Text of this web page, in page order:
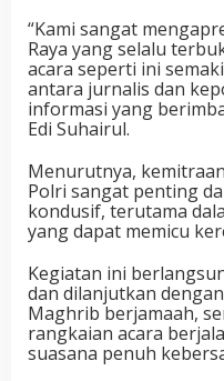
“Kami sangat
Raya yang selalu
acara seperti ini
antara jurnalis dan
informasi yang
Edi Suhairul.
Menurutnya,
Polri sangat penting
kondusif, terutama
yang dapat memicu
Kegiatan ini
dan dilanjutkan
Maghrib berjamaah,
rangkaian acara
suasana penuh